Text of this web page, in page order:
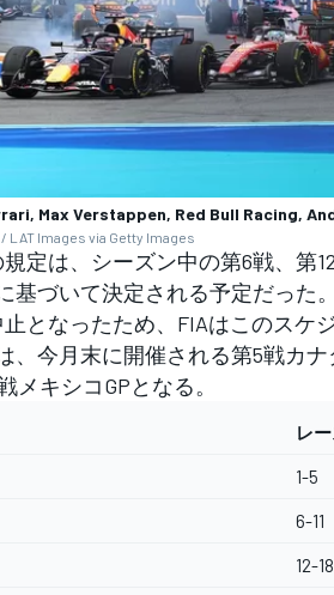
Max Verstappen, Red Bull Racing,
LAT Images via Getty Images
定は、シーズン中の第6戦、第
基づいて決定される予定だった
となったため、FIAはこのスケ
今月末に開催される第5戦カナ
メキシコGPとなる。
レ
1-5
6-11
12-18